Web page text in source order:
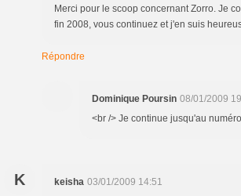
Merci pour le scoop concernant Zorro. Je
fin 2008, vous continuez et j'en suis
Répondre
Dominique Poursin 08/01/2009
<br /> Je continue jusqu'au
K keisha 03/01/2009 14:51